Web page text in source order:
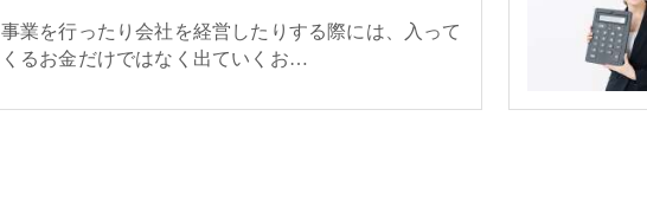
事業を行ったり会社を経営したりする際には、入って
くるお金だけではなく出ていくお…